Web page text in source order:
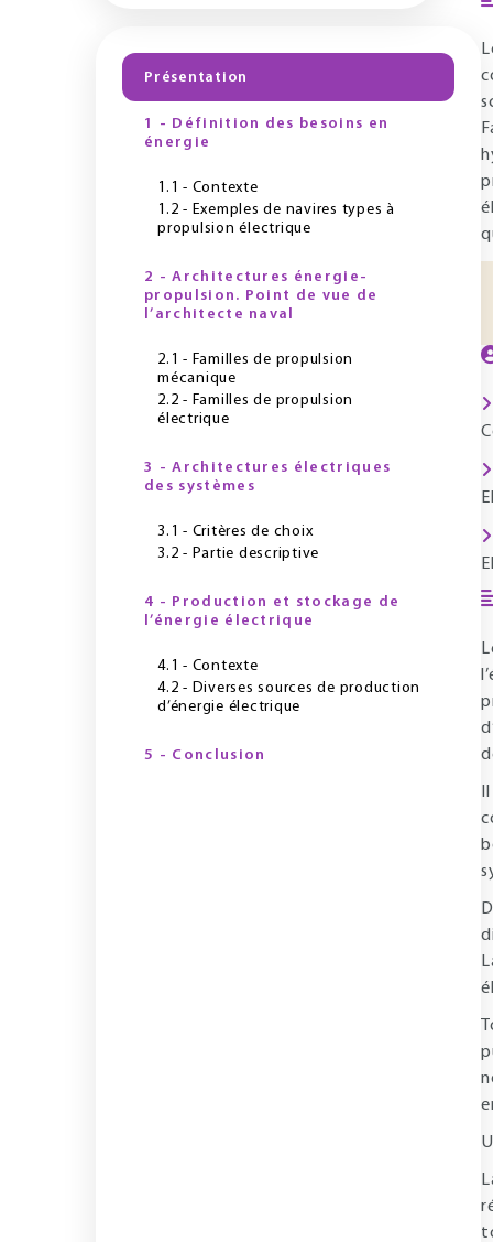
Présentation
1 - Définition des besoins en
énergie
1.1 - Contexte
1.2 - Exemples de navires types à
propulsion électrique
2 - Architectures énergie-
propulsion. Point de vue de
l’architecte naval
2.1 - Familles de propulsion
mécanique
2.2 - Familles de propulsion
électrique
3 - Architectures électriques
des systèmes
3.1 - Critères de choix
3.2 - Partie descriptive
4 - Production et stockage de
l’énergie électrique
4.1 - Contexte
4.2 - Diverses sources de production
d’énergie électrique
5 - Conclusion